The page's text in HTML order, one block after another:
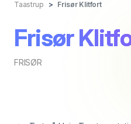
Taastrup Frisør Klitfort
Frisør
FRISØR